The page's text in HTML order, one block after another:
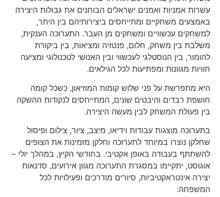
עשרות אמניות ואמנים ישראלים הבוחנים את גבולות היצירה
באמצעים משחקיים ומתייחסים ביצירותיהם בין היתר,
למשחקים עכשוויים ומשחקים מן העבר. התערוכה הענקית,
משלבת בין משחק, חלום, פנטזיה ומציאות, בין ביקורת
להומור, בין הנוסטלגי לעכשווי ובין האנושי לטכנולוגי ומציעה
חוויות מגוונות ומפתיעות לכל הגילאים.
היא מתפרשת על פני שלוש קומות המוזיאון, כשכל קומה
חושפת רבדים והיבטים שונים, המתייחסים לנקודות ההשקה
בין פעולת המשחק לבין מעשה היצירה.
בתערוכה מוצגות עבודות וידיאו, מיצב, ציור, צילום ופיסול
שחלקן נוצרו במיוחד לתערוכה וחלקן מזמינות את הצופים
להשתתף בעבודה באופן אקטיבי. בחודשי הקיץ, במהלך יולי –
אוגוסט, יתקיימו במסגרת התערוכה מגוון אירועים, סדנאות
יצירה אינטראקטיביות, סיורים מודרכים ופעילויות לכל
המשפחה: